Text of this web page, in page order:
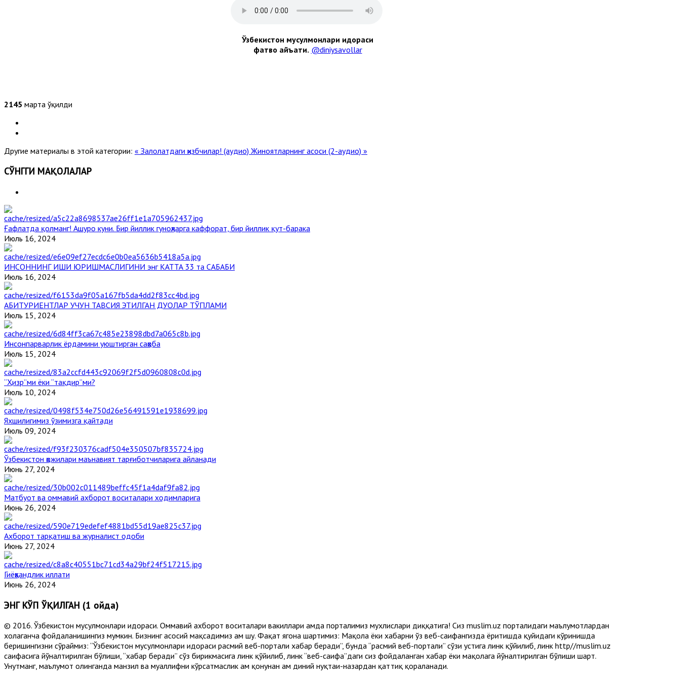
Ўзбекистон мусулмонлари идораси
фатво ҳайъати. @diniysavollar
2145 марта ўқилди
Другие материалы в этой категории: « Залолатдаги ҳизбчилар! (аудио) Жиноятларнинг асоси (2-аудио) »
СЎНГГИ МАҚОЛАЛАР
Ғафлатда қолманг! Ашуро куни. Бир йиллик гуноҳларга каффорат, бир йиллик қут-барака
Июль 16, 2024
ИНСОННИНГ ИШИ ЮРИШМАСЛИГИНИ энг КАТТА 33 та САБАБИ
Июль 16, 2024
АБИТУРИЕНТЛАР УЧУН ТАВСИЯ ЭТИЛГАН ДУОЛАР ТЎПЛАМИ
Июль 15, 2024
Инсонпарварлик ёрдамини уюштирган саҳоба
Июль 15, 2024
“Ҳизр”ми ёки “тақдир”ми?
Июль 10, 2024
Яхшилигимиз ўзимизга қайтади
Июль 09, 2024
Ўзбекистон ҳожилари маънавият тарғиботчиларига айланади
Июнь 27, 2024
Матбуот ва оммавий ахборот воситалари ходимларига
Июнь 26, 2024
Ахборот тарқатиш ва журналист одоби
Июнь 27, 2024
Гиёҳвандлик иллати
Июнь 26, 2024
ЭНГ КЎП ЎҚИЛГАН (1 ойда)
© 2016. Ўзбекистон мусулмонлари идораси. Оммавий ахборот воситалари вакиллари ҳамда порталимиз мухлислари диққатига! Сиз muslim.uz порталидаги маълумотлардан
хоҳлаганча фойдаланишингиз мумкин. Бизнинг асосий мақсадимиз ҳам шу. Фақат ягона шартимиз: Мақола ёки хабарни ўз веб-саҳифангизда ёритишда қуйидаги кўринишда
беришингизни сўраймиз: “Ўзбекистон мусулмонлари идораси расмий веб-портали хабар беради”, бунда “расмий веб-портали” сўзи устига линк қўйилиб, линк http//muslim.uz
саҳифасига йўналтирилган бўлиши, “хабар беради” сўз бирикмасига линк қўйилиб, линк “веб-саҳифа”даги сиз фойдаланган хабар ёки мақолага йўналтирилган бўлиши шарт.
Унутманг, маълумот олинганда манзил ва муаллифни кўрсатмаслик ҳам қонунан ҳам диний нуқтаи-назардан қаттиқ қораланади.